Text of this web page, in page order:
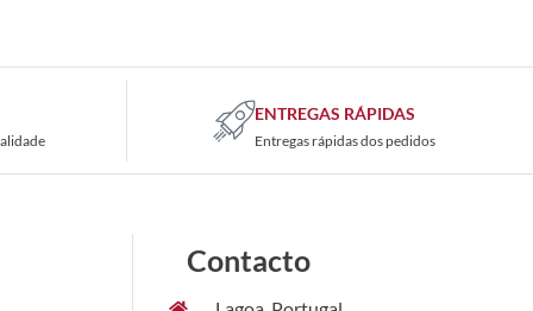
ENTREGAS RÁPIDAS
Entregas rápidas dos pedidos
Contacto